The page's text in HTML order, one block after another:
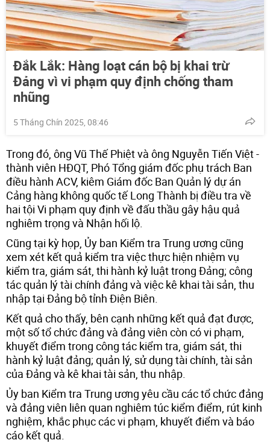
Đắk Lắk: Hàng loạt cán bộ bị khai trừ
Đảng vì vi phạm quy định chống tham
nhũng
5 Tháng Chín 2025, 08:46
Trong đó, ông Vũ Thế Phiệt và ông Nguyễn Tiến Việt -
thành viên HĐQT, Phó Tổng giám đốc phụ trách Ban
điều hành ACV, kiêm Giám đốc Ban Quản lý dự án
Cảng hàng không quốc tế Long Thành bị điều tra về
hai tội Vi phạm quy định về đấu thầu gây hậu quả
nghiêm trọng và Nhận hối lộ.
Cũng tại kỳ họp, Ủy ban Kiểm tra Trung ương cũng
xem xét kết quả kiểm tra việc thực hiện nhiệm vụ
kiểm tra, giám sát, thi hành kỷ luật trong Đảng; công
tác quản lý tài chính đảng và việc kê khai tài sản, thu
nhập tại Đảng bộ tỉnh Điện Biên.
Kết quả cho thấy, bên cạnh những kết quả đạt được,
một số tổ chức đảng và đảng viên còn có vi phạm,
khuyết điểm trong công tác kiểm tra, giám sát, thi
hành kỷ luật đảng; quản lý, sử dụng tài chính, tài sản
của Đảng và kê khai tài sản, thu nhập.
Ủy ban Kiểm tra Trung ương yêu cầu các tổ chức đảng
và đảng viên liên quan nghiêm túc kiểm điểm, rút kinh
nghiệm, khắc phục các vi phạm, khuyết điểm và báo
cáo kết quả.